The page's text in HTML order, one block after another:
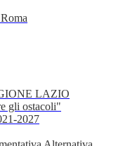
LAZIO
gli ostacoli"
2027